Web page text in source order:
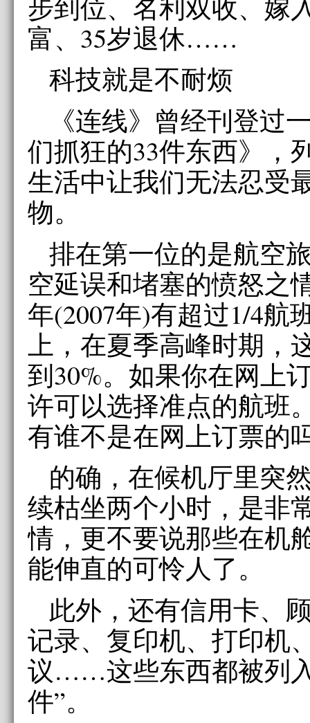
步到位、名利双收、嫁
富、35岁退休……
科技就是不耐烦
《连线》曾经刊登过
们抓狂的33件东西》，
生活中让我们无法忍受
物。
排在第一位的是航空
空延误和堵塞的愤怒之
年(2007年)有超过1/4航
上，在夏季高峰时期，
到30%。如果你在网上
许可以选择准点的航班
有谁不是在网上订票的
的确，在候机厅里突
续枯坐两个小时，是非
情，更不要说那些在机
能伸直的可怜人了。
此外，还有信用卡、
记录、复印机、打印机
议……这些东西都被列
件”。